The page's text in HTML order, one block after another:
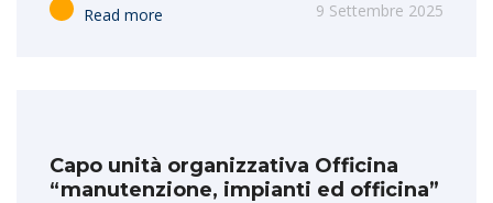
Read more 9 Settembre 2025
Capo unità organizzativa Officina
“manutenzione, impianti ed officina”